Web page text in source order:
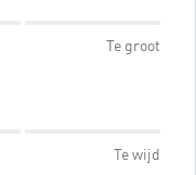
Te groot
Te wijd